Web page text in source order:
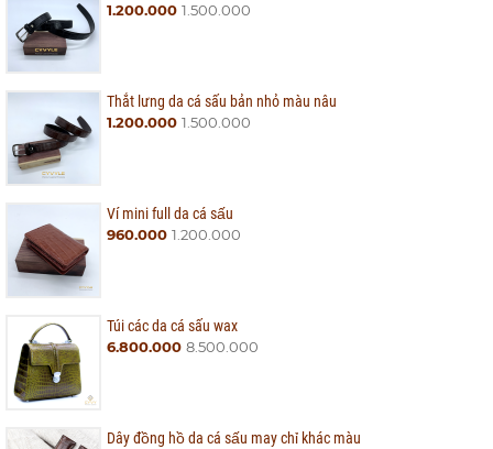
1.200.000 1.500.000
Thắt lưng da cá sấu bản nhỏ màu nâu
1.200.000 1.500.000
Ví mini full da cá sấu
960.000 1.200.000
Túi các da cá sấu wax
6.800.000 8.500.000
Dây đồng hồ da cá sấu may chỉ khác màu